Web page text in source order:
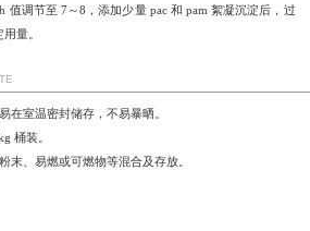
值调节至 7～8，添加少量 pac 和 pam 絮凝沉淀后，过
用量。
在室温密封储存，不易暴晒。
桶装。
末、易燃或可燃物等混合及存放。